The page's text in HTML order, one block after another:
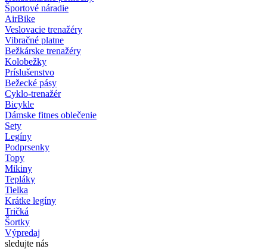
Športové náradie
AirBike
Veslovacie trenažéry
Vibračné platne
Bežkárske trenažéry
Kolobežky
Príslušenstvo
Bežecké pásy
Cyklo-trenažér
Bicykle
Dámske fitnes oblečenie
Sety
Legíny
Podprsenky
Topy
Mikiny
Tepláky
Tielka
Krátke legíny
Tričká
Šortky
Výpredaj
sledujte nás